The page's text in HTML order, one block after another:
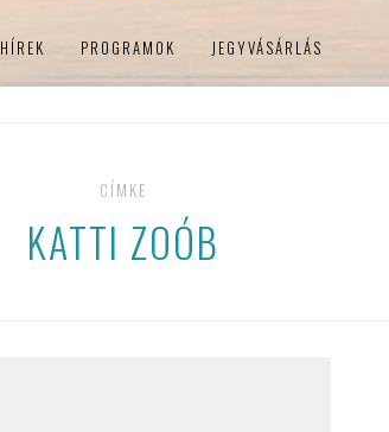
HÍREK PROGRAMOK JEGYVÁSÁRLÁS
CÍMKE
KATTI ZOÓB